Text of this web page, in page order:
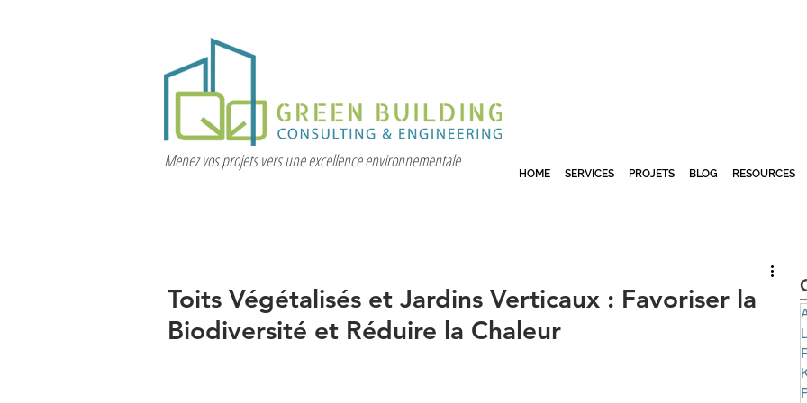
Menez vos projets vers une excellence environnementale
HOME SERVICES PROJETS BLOG RESOURCES
Toits Végétalisés et Jardins Verticaux : Favoriser la
Biodiversité et Réduire la Chaleur